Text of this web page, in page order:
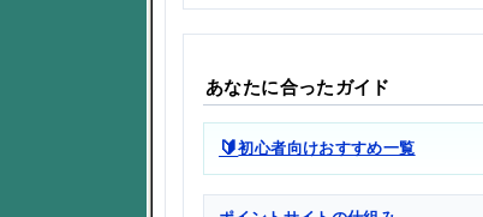
あなたに合ったガイド
🔰初心者向けおすすめ一覧